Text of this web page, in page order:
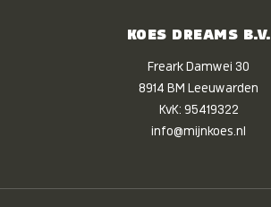
KOES DREAMS B.V.
Freark Damwei 30
8914 BM Leeuwarden
KvK: 95419322
info@mijnkoes.nl